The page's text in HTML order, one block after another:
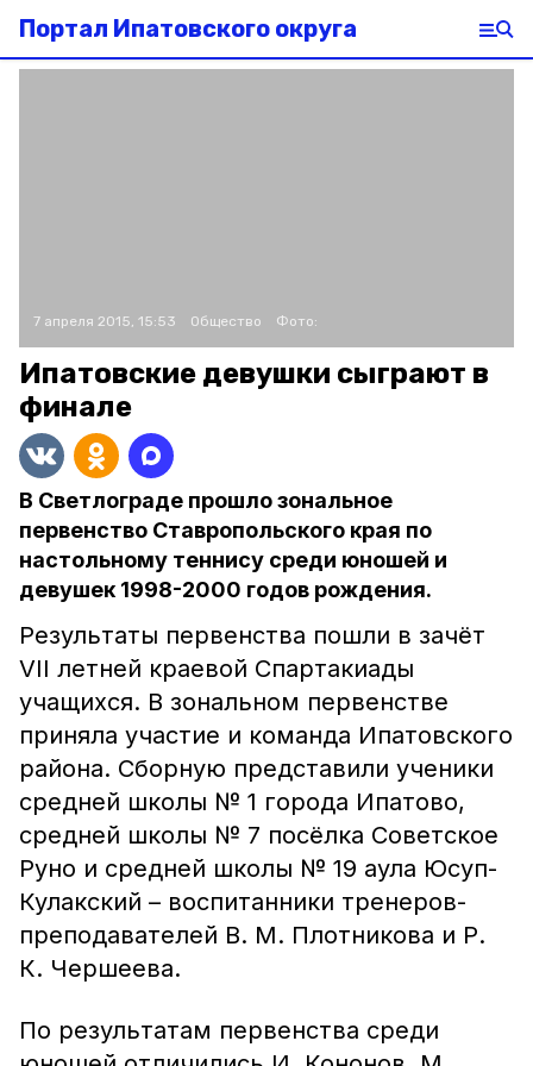
Портал Ипатовского округа
7 апреля 2015, 15:53 Общество Фото:
Ипатовские девушки сыграют в
финале
В Светлограде прошло зональное
первенство Ставропольского края по
настольному теннису среди юношей и
девушек 1998-2000 годов рождения.
Результаты первенства пошли в зачёт
VII летней краевой Спартакиады
учащихся. В зональном первенстве
приняла участие и команда Ипатовского
района. Сборную представили ученики
средней школы № 1 города Ипатово,
средней школы № 7 посёлка Советское
Руно и средней школы № 19 аула Юсуп-
Кулакский – воспитанники тренеров-
преподавателей В. М. Плотникова и Р.
К. Чершеева.
По результатам первенства среди